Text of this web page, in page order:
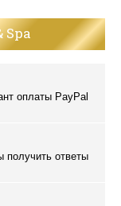
Spa
оплаты PayPal
получить ответы